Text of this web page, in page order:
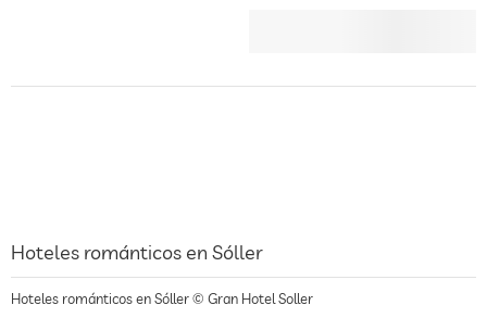
Hoteles románticos en Sóller
Hoteles románticos en Sóller © Gran Hotel Soller